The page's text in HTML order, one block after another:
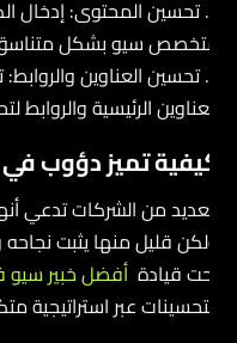
2. تحسين المحتوى: إدخال
سيو بشكل متناسق
3. تحسين العناوين والروابط:
الرئيسية والروابط
تميز دؤوب في
من الشركات تدعي
قليل منها يثبت نجاحه
قيادةأفضل خبير سيو في
عبر استراتيجية